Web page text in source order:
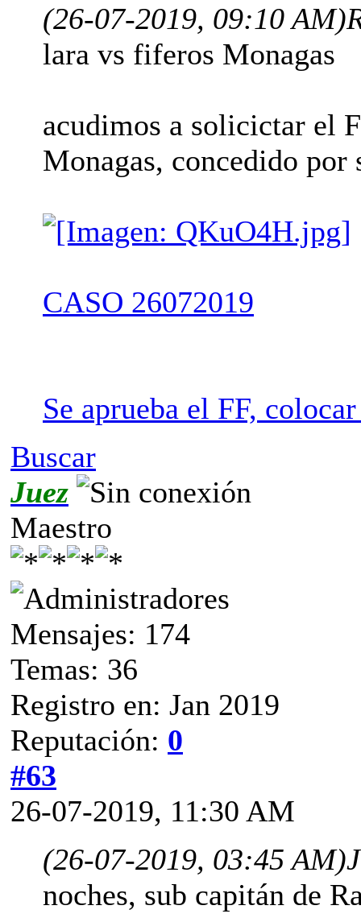
(26-07-2019, 09:10 AM)
lara vs fiferos Monagas
acudimos a solicictar el
Monagas, concedido por
CASO 26072019
Se aprueba el FF,
Buscar
Juez
Maestro
Mensajes: 174
Temas: 36
Registro en: Jan 2019
Reputación: 0
#63
26-07-2019, 11:30 AM
(26-07-2019, 03:45 AM)
noches, sub capitán de